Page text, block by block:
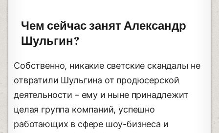
Чем сейчас занят Александр
Шульгин?
Собственно, никакие светские скандалы не
отвратили Шульгина от продюсерской
деятельности – ему и ныне принадлежит
целая группа компаний, успешно
работающих в сфере шоу-бизнеса и